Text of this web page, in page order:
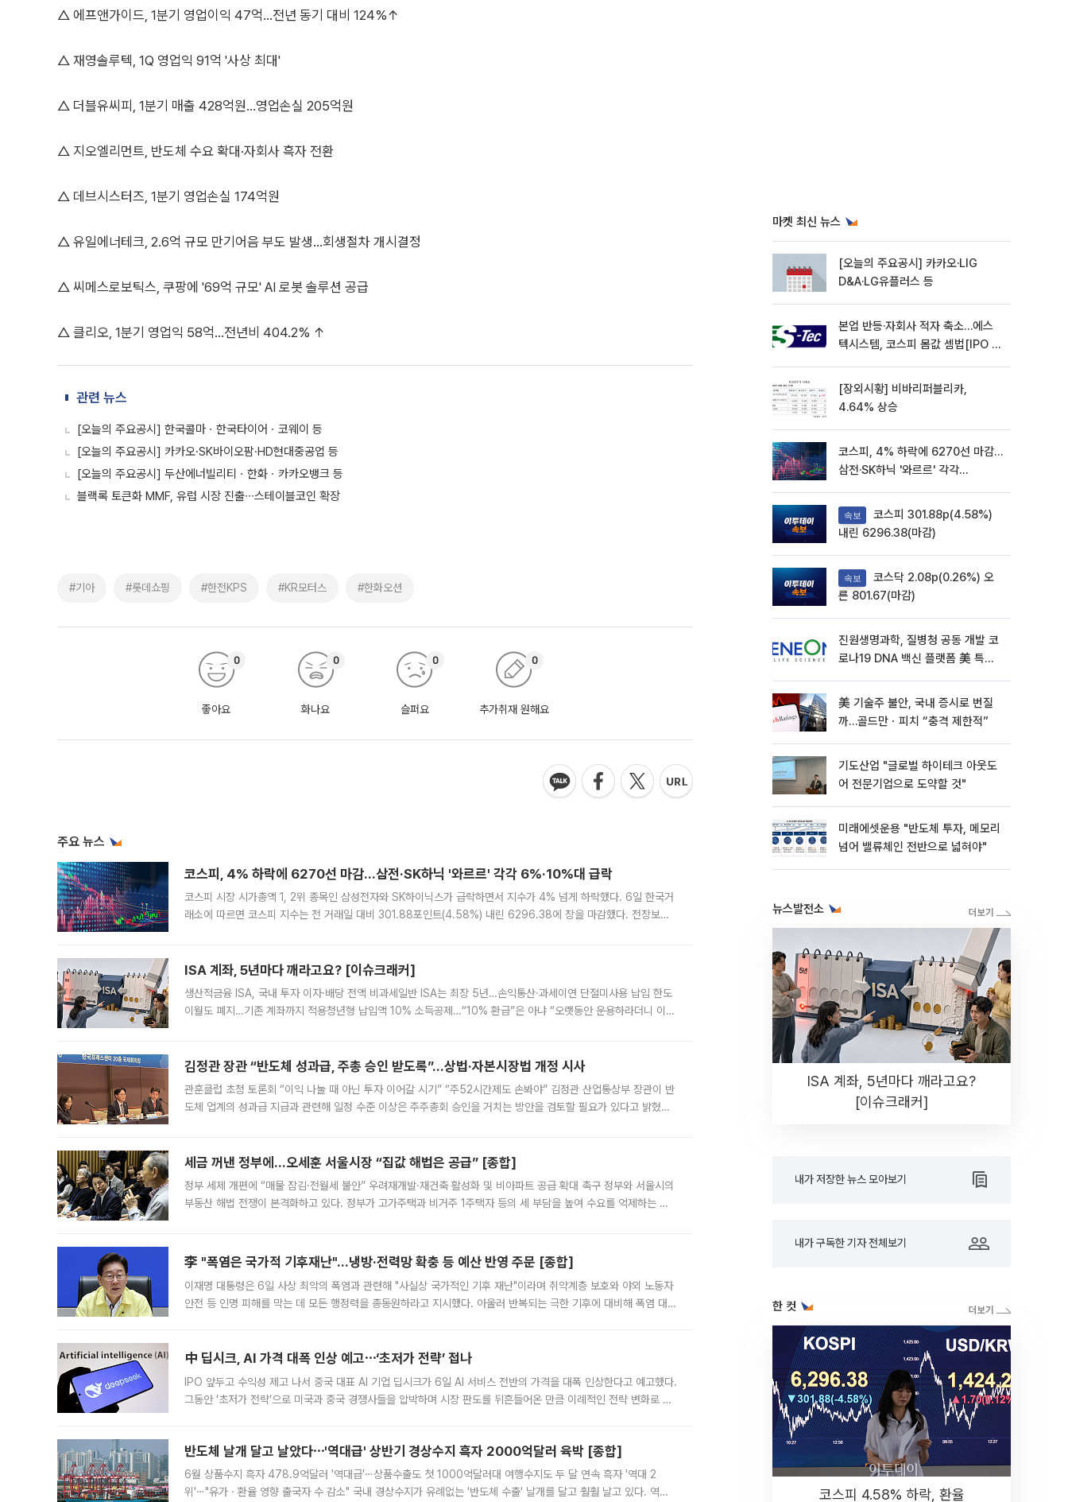
△ 에프앤가이드, 1분기 영업이익 47억…전년 동기 대비 124%↑
△ 재영솔루텍, 1Q 영업익 91억 '사상 최대'
△ 더블유씨피, 1분기 매출 428억원…영업손실 205억원
△ 지오엘리먼트, 반도체 수요 확대·자회사 흑자 전환
△ 데브시스터즈, 1분기 영업손실 174억원
△ 유일에너테크, 2.6억 규모 만기어음 부도 발생…회생절차 개시결정
△ 씨메스로보틱스, 쿠팡에 '69억 규모' AI 로봇 솔루션 공급
△ 클리오, 1분기 영업익 58억…전년비 404.2% ↑
관련 뉴스
[오늘의 주요공시] 한국콜마ㆍ한국타이어ㆍ코웨이 등
[오늘의 주요공시] 카카오·SK바이오팜·HD현대중공업 등
[오늘의 주요공시] 두산에너빌리티ㆍ한화ㆍ카카오뱅크 등
블랙록 토큰화 MMF, 유럽 시장 진출∙∙∙스테이블코인 확장
#기아 #롯데쇼핑 #한전KPS #KR모터스 #한화오션
좋아요
0
화나요
0
슬퍼요
0
추가취재 원해요
0
주요 뉴스
코스피, 4% 하락에 6270선 마감…삼전·SK하닉 '와르르' 각각 6%·10%대 급락
코스피 시장 시가총액 1, 2위 종목인 삼성전자와 SK하이닉스가 급락하면서 지수가 4% 넘게 하락했다. 6일 한국거
래소에 따르면 코스피 지수는 전 거래일 대비 301.88포인트(4.58%) 내린 6296.38에 장을 마감했다. 전장보다
ISA 계좌, 5년마다 깨라고요? [이슈크래커]
생산적금융 ISA, 국내 투자 이자·배당 전액 비과세일반 ISA는 최장 5년…손익통산·과세이연 단절미사용 납입 한도
이월도 폐지…기존 계좌까지 적용청년형 납입액 10% 소득공제…“10% 환급”은 아냐 “오랫동안 운용하라더니 이제
김정관 장관 “반도체 성과급, 주총 승인 받도록”…상법·자본시장법 개정 시사
관훈클럽 초청 토론회 “이익 나눌 때 아닌 투자 이어갈 시기” “주52시간제도 손봐야” 김정관 산업통상부 장관이 반
도체 업계의 성과급 지급과 관련해 일정 수준 이상은 주주총회 승인을 거치는 방안을 검토할 필요가 있다고 밝혔다.
세금 꺼낸 정부에…오세훈 서울시장 “집값 해법은 공급” [종합]
정부 세제 개편에 “매물 잠김·전월세 불안” 우려재개발·재건축 활성화 및 비아파트 공급 확대 촉구 정부와 서울시의
부동산 해법 전쟁이 본격화하고 있다. 정부가 고가주택과 비거주 1주택자 등의 세 부담을 높여 수요를 억제하는 카
李 "폭염은 국가적 기후재난"…냉방·전력망 확충 등 예산 반영 주문 [종합]
이재명 대통령은 6일 사상 최악의 폭염과 관련해 "사실상 국가적인 기후 재난"이라며 취약계층 보호와 야외 노동자
안전 등 인명 피해를 막는 데 모든 행정력을 총동원하라고 지시했다. 아울러 반복되는 극한 기후에 대비해 폭염 대응
中 딥시크, AI 가격 대폭 인상 예고⋯‘초저가 전략’ 접나
IPO 앞두고 수익성 제고 나서 중국 대표 AI 기업 딥시크가 6일 AI 서비스 전반의 가격을 대폭 인상한다고 예고했다.
그동안 ‘초저가 전략’으로 미국과 중국 경쟁사들을 압박하며 시장 판도를 뒤흔들어온 만큼 이례적인 전략 변화로 평
반도체 날개 달고 날았다⋯'역대급' 상반기 경상수지 흑자 2000억달러 육박 [종합]
6월 상품수지 흑자 478.9억달러 '역대급'⋯상품수출도 첫 1000억달러대 여행수지도 두 달 연속 흑자 '역대 2
위'⋯"유가ㆍ환율 영향 출국자 수 감소" 국내 경상수지가 유례없는 '반도체 수출' 날개를 달고 훨훨 날고 있다. 역대
마켓 최신 뉴스
[오늘의 주요공시] 카카오·LIG
D&A·LG유플러스 등
본업 반등·자회사 적자 축소…에스
텍시스템, 코스피 몸값 셈법[IPO 엑
[장외시황] 비바리퍼블리카,
4.64% 상승
코스피, 4% 하락에 6270선 마감…
삼전·SK하닉 '와르르' 각각
속보
내린 6296.38(마감)
속보
른 801.67(마감)
진원생명과학, 질병청 공동 개발 코
로나19 DNA 백신 플랫폼 美 특허
美 기술주 불안, 국내 증시로 번질
까…골드만ㆍ피치 “충격 제한적”
기도산업 "글로벌 하이테크 아웃도
어 전문기업으로 도약할 것"
미래에셋운용 "반도체 투자, 메모리
넘어 밸류체인 전반으로 넓혀야"
뉴스발전소
ISA 계좌, 5년마다 깨라고요?
[이슈크래커]
내가 저장한 뉴스 모아보기
내가 구독한 기자 전체보기
한 컷
코스피 4.58% 하락, 환율